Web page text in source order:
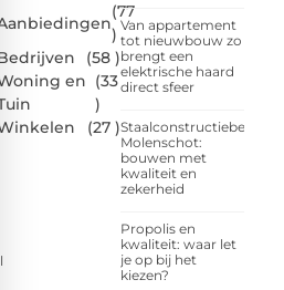
(77
)
(58 )
en (33
)
(27 )
Van appartement
tot nieuwbouw zo
brengt een
elektrische haard
direct sfeer
Staalconstructiebedrijf
Molenschot:
bouwen met
kwaliteit en
zekerheid
Propolis en
kwaliteit: waar let
je op bij het
kiezen?